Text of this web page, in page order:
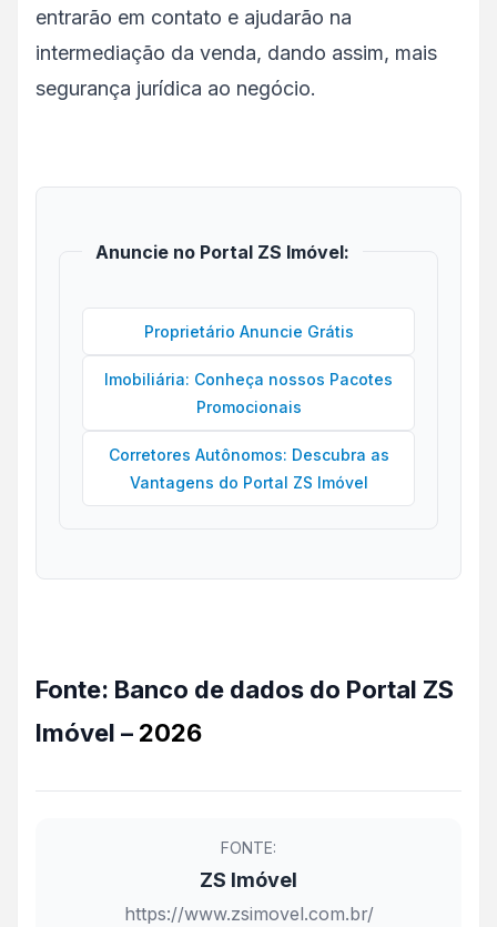
entrarão em contato e ajudarão na
intermediação da venda, dando assim, mais
segurança jurídica ao negócio.
Anuncie no Portal ZS Imóvel:
Proprietário Anuncie Grátis
Imobiliária: Conheça nossos Pacotes
Promocionais
Corretores Autônomos: Descubra as
Vantagens do Portal ZS Imóvel
Fonte: Banco de dados do Portal ZS
Imóvel – 2026
FONTE:
ZS Imóvel
https://www.zsimovel.com.br/